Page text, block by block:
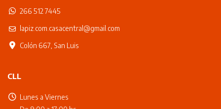
266 512 7445
lapiz.com.casacentral@gmail.com
Colón 667, San Luis
CLL
Lunes a Viernes